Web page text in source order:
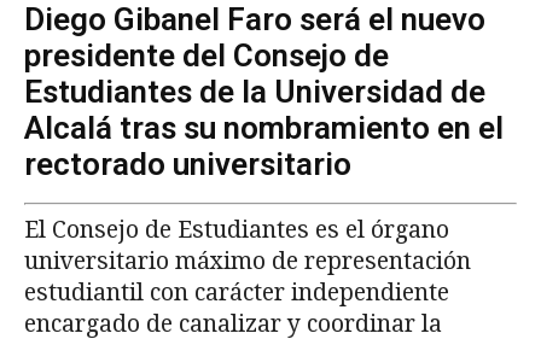
Diego Gibanel Faro será el nuevo
presidente del Consejo de
Estudiantes de la Universidad de
Alcalá tras su nombramiento en el
rectorado universitario
El Consejo de Estudiantes es el órgano
universitario máximo de representación
estudiantil con carácter independiente
encargado de canalizar y coordinar la